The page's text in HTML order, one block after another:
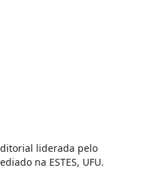
liderada pelo
na ESTES, UFU.